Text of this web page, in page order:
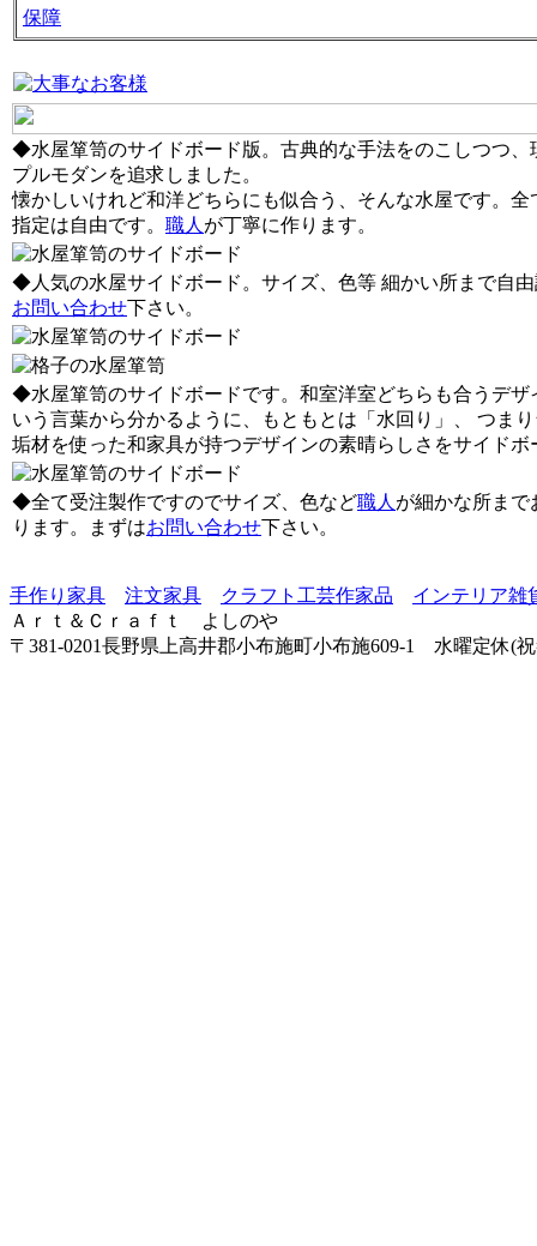
保障
◆水屋箪笥のサイドボード版。古典的な手法をのこしつつ、
プルモダンを追求しました。
懐かしいけれど和洋どちらにも似合う、そんな水屋です。
指定は自由です。 職人 が丁寧に作ります。
◆人気の水屋サイドボード。サイズ、色等 細かい所まで自
お問い合わせ下さい。
◆水屋箪笥のサイドボードです。和室洋室どちらも合うデザ
いう言葉から分かるように、もともとは「水回り」、 つま
垢材を使った和家具が持つデザインの素晴らしさをサイド
◆全て受注製作ですのでサイズ、色など職人 が細かな所まで
ります。まずはお問い合わせ下さい。
手作り家具 注文家具 クラフト工芸作家品
インテリア雑
Ａｒｔ＆Ｃｒａｆｔ よしのや
〒381-0201長野県上高井郡小布施町小布施609-1 水曜定休(